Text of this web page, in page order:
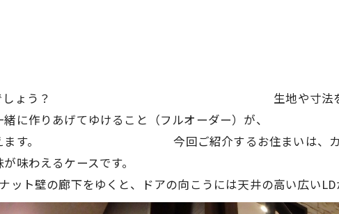
てなんでしょう？ 生地や寸法を自由に選
一緒に作りあげてゆけること（フルオ
と私は考えます。
今回ご紹介するお住まいは、
ンの醍醐味が味わえるケースです。 そ
ット壁の廊下をゆくと、ドアの向こうには天井の高い広いLD